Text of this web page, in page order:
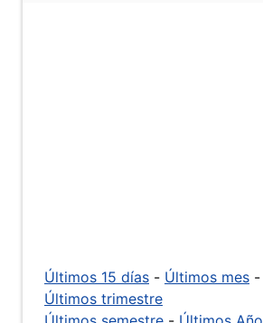
Últimos 15 días - Últimos mes -
Últimos trimestre